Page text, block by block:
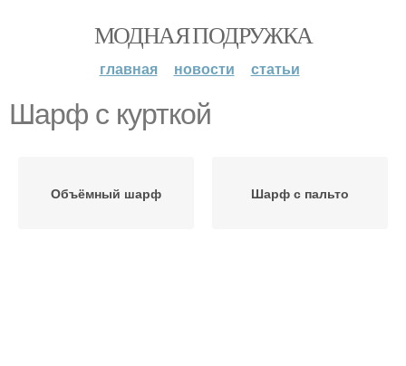
МОДНАЯ ПОДРУЖКА
главная новости статьи
Шарф с курткой
Объёмный шарф Шарф с пальто